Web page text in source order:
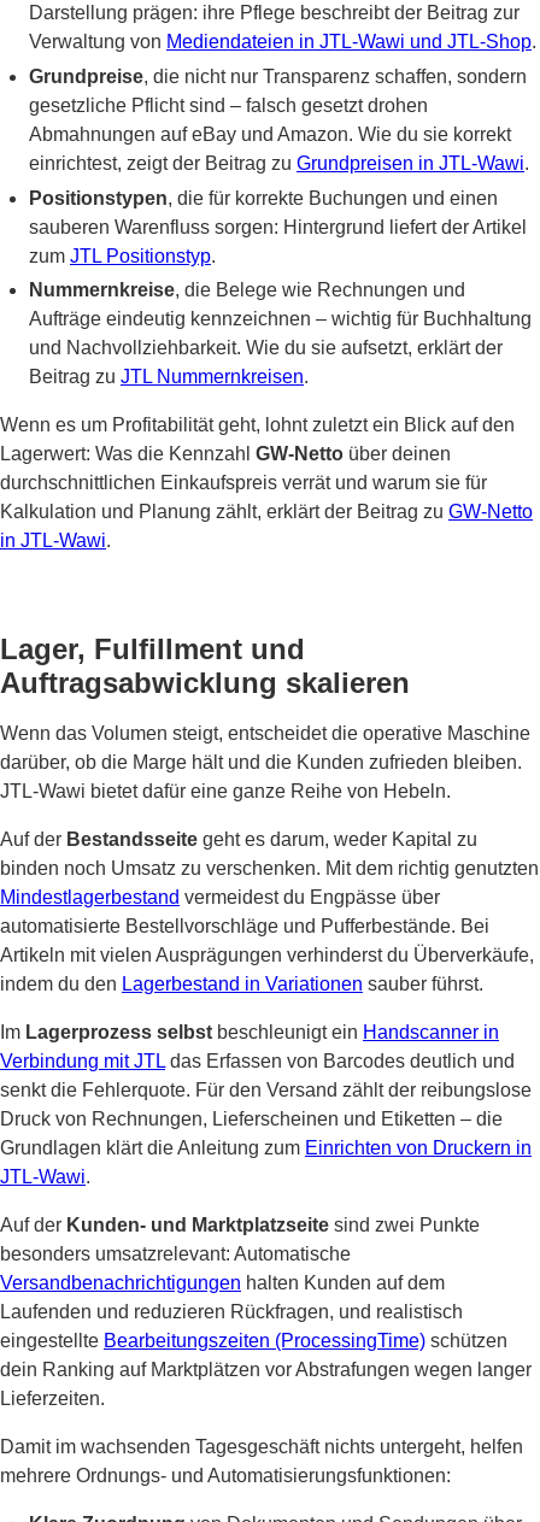
Darstellung prägen: ihre Pflege beschreibt der Beitrag zur
Verwaltung von Mediendateien in JTL-Wawi und JTL-Shop.
Grundpreise, die nicht nur Transparenz schaffen, sondern
gesetzliche Pflicht sind – falsch gesetzt drohen
Abmahnungen auf eBay und Amazon. Wie du sie korrekt
einrichtest, zeigt der Beitrag zu Grundpreisen in JTL-Wawi.
Positionstypen, die für korrekte Buchungen und einen
sauberen Warenfluss sorgen: Hintergrund liefert der Artikel
zum JTL Positionstyp.
Nummernkreise, die Belege wie Rechnungen und
Aufträge eindeutig kennzeichnen – wichtig für Buchhaltung
und Nachvollziehbarkeit. Wie du sie aufsetzt, erklärt der
Beitrag zu JTL Nummernkreisen.
Wenn es um Profitabilität geht, lohnt zuletzt ein Blick auf den
Lagerwert: Was die Kennzahl GW-Netto über deinen
durchschnittlichen Einkaufspreis verrät und warum sie für
Kalkulation und Planung zählt, erklärt der Beitrag zu GW-Netto
in JTL-Wawi.
Lager, Fulfillment und
Auftragsabwicklung skalieren
Wenn das Volumen steigt, entscheidet die operative Maschine
darüber, ob die Marge hält und die Kunden zufrieden bleiben.
JTL-Wawi bietet dafür eine ganze Reihe von Hebeln.
Auf der Bestandsseite geht es darum, weder Kapital zu
binden noch Umsatz zu verschenken. Mit dem richtig genutzten
Mindestlagerbestand vermeidest du Engpässe über
automatisierte Bestellvorschläge und Pufferbestände. Bei
Artikeln mit vielen Ausprägungen verhinderst du Überverkäufe,
indem du den Lagerbestand in Variationen sauber führst.
Im Lagerprozess selbst beschleunigt ein Handscanner in
Verbindung mit JTL das Erfassen von Barcodes deutlich und
senkt die Fehlerquote. Für den Versand zählt der reibungslose
Druck von Rechnungen, Lieferscheinen und Etiketten – die
Grundlagen klärt die Anleitung zum Einrichten von Druckern in
JTL-Wawi.
Auf der Kunden- und Marktplatzseite sind zwei Punkte
besonders umsatzrelevant: Automatische
Versandbenachrichtigungen halten Kunden auf dem
Laufenden und reduzieren Rückfragen, und realistisch
eingestellte Bearbeitungszeiten (ProcessingTime) schützen
dein Ranking auf Marktplätzen vor Abstrafungen wegen langer
Lieferzeiten.
Damit im wachsenden Tagesgeschäft nichts untergeht, helfen
mehrere Ordnungs- und Automatisierungsfunktionen: